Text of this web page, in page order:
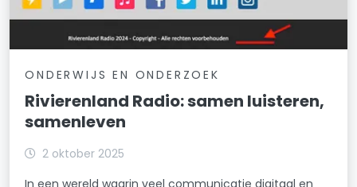
ONDERWIJS EN ONDERZOEK
Rivierenland Radio: samen luisteren,
samenleven
2 oktober 2025